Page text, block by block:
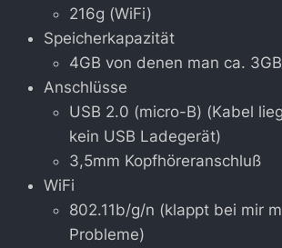
216g (WiFi)
Speicherkapazität
4GB von denen man ca.
Anschlüsse
USB 2.0 (micro-B) (Kabel
kein USB Ladegerät)
3,5mm Kopfhöreranschluß
WiFi
802.11b/g/n (klappt bei mir
Probleme)